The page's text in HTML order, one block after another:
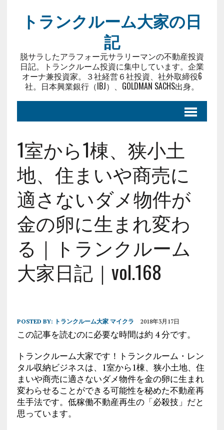
トランクルーム大家の日
記
脱サラしたアラフォー元サラリーマンの不動産投資
日記。トランクルーム投資に集中しています。企業
オーナ兼投資家。３社経営６社投資、社外取締役6
社。日本興業銀行（IBJ）、GOLDMAN SACHS出身。
1室から1棟、狭小土
地、住まいや商売に
適さないダメ物件が
金の卵に生まれ変わ
る｜トランクルーム
大家日記｜vol.168
POSTED BY: トランクルーム大家 マイクラ 2018年3月17日
この記事を読むのに必要な時間は約 4 分です。
トランクルーム大家です！トランクルーム・レン
タル収納ビジネスは、1室から1棟、狭小土地、住
まいや商売に適さないダメ物件を金の卵に生まれ
変わらせることができる可能性を秘めた不動産再
生手法です。低稼働不動産再生の「必殺技」だと
思っています。